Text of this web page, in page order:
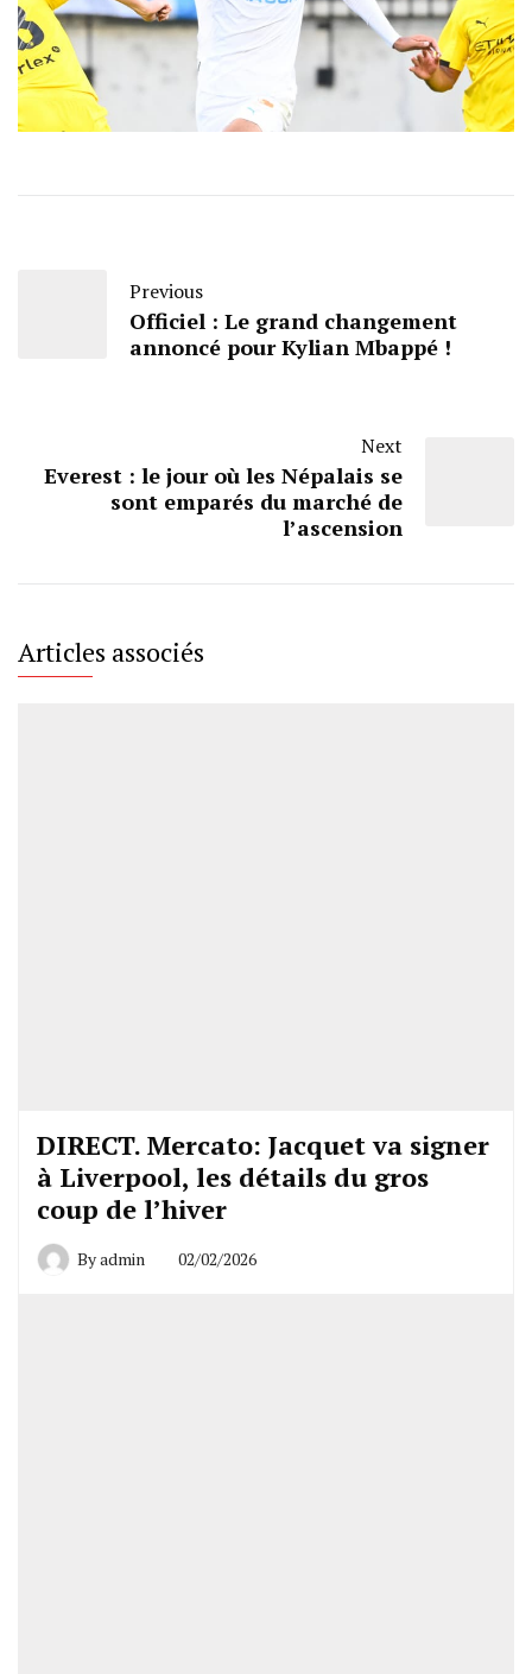
Previous
Officiel : Le grand changement
annoncé pour Kylian Mbappé !
Next
Everest : le jour où les Népalais se
sont emparés du marché de
l’ascension
Articles associés
DIRECT. Mercato: Jacquet va signer
à Liverpool, les détails du gros
coup de l’hiver
Byadmin 02/02/2026